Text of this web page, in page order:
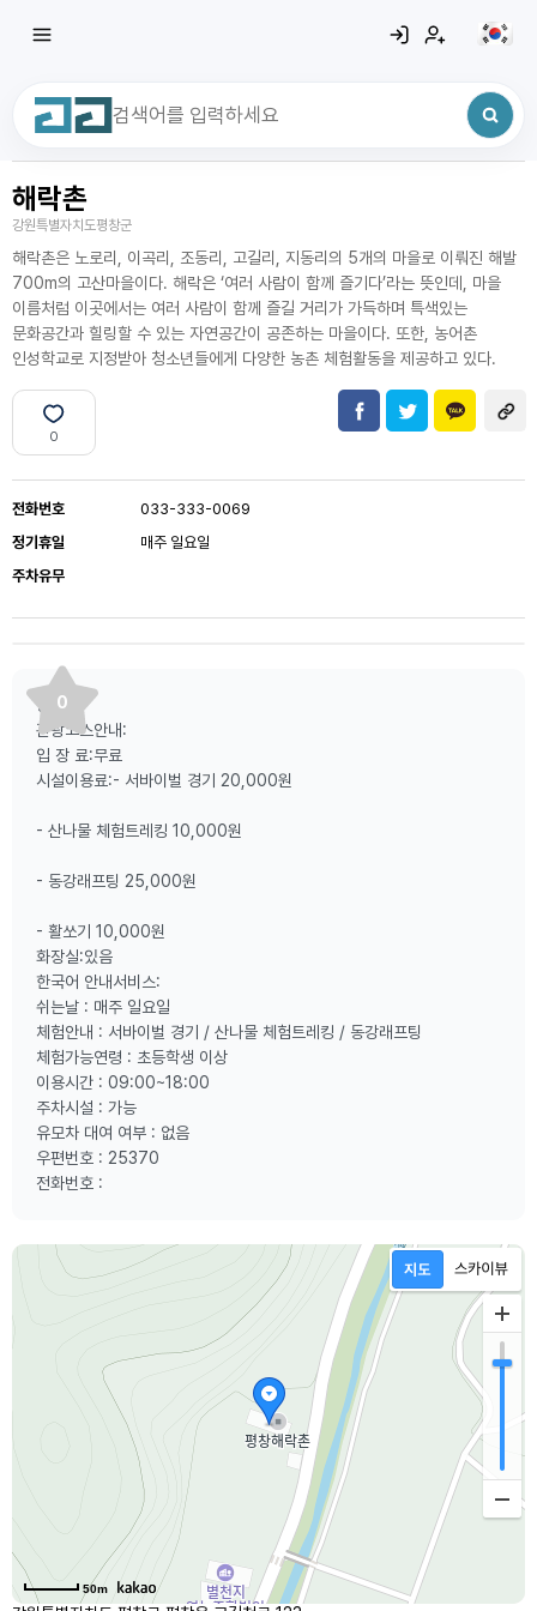
최근 검색어
해락촌
강원특별자치도평창군
해락촌은 노로리, 이곡리, 조동리, 고길리, 지동리의 5개의 마을로 이뤄진 해발
700m의 고산마을이다. 해락은 ‘여러 사람이 함께 즐기다’라는 뜻인데, 마을
이름처럼 이곳에서는 여러 사람이 함께 즐길 거리가 가득하며 특색있는
문화공간과 힐링할 수 있는 자연공간이 공존하는 마을이다. 또한, 농어촌
인성학교로 지정받아 청소년들에게 다양한 농촌 체험활동을 제공하고 있다.
0
전화번호
033-333-0069
정기휴일
매주 일요일
주차유무
0
등산로:
관광코스안내:
입 장 료:무료
시설이용료:- 서바이벌 경기 20,000원
- 산나물 체험트레킹 10,000원
- 동강래프팅 25,000원
- 활쏘기 10,000원
화장실:있음
한국어 안내서비스:
쉬는날 : 매주 일요일
체험안내 : 서바이벌 경기 / 산나물 체험트레킹 / 동강래프팅
체험가능연령 : 초등학생 이상
이용시간 : 09:00~18:00
주차시설 : 가능
유모차 대여 여부 : 없음
우편번호 : 25370
전화번호 :
50m